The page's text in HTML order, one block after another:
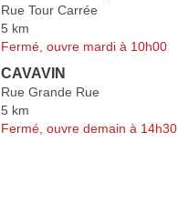
Rue Tour Carrée
5 km
Fermé, ouvre mardi à 10h00
CAVAVIN
Rue Grande Rue
5 km
Fermé, ouvre demain à 14h30